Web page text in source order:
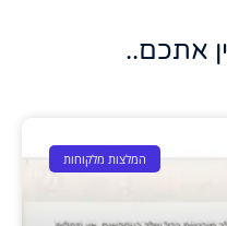
אתכם..
המלצות מלקוחות